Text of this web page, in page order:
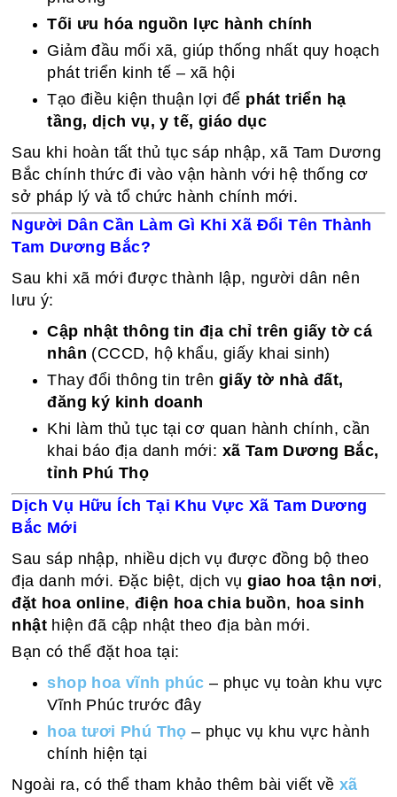
Tối ưu hóa nguồn lực hành chính
Giảm đầu mối xã, giúp thống nhất quy hoạch
phát triển kinh tế – xã hội
Tạo điều kiện thuận lợi để phát triển hạ
tầng, dịch vụ, y tế, giáo dục
Sau khi hoàn tất thủ tục sáp nhập, xã Tam Dương
Bắc chính thức đi vào vận hành với hệ thống cơ
sở pháp lý và tổ chức hành chính mới.
Người Dân Cần Làm Gì Khi Xã Đổi Tên Thành
Tam Dương Bắc?
Sau khi xã mới được thành lập, người dân nên
lưu ý:
Cập nhật thông tin địa chỉ trên giấy tờ cá
nhân (CCCD, hộ khẩu, giấy khai sinh)
Thay đổi thông tin trêngiấy tờ nhà đất,
đăng ký kinh doanh
Khi làm thủ tục tại cơ quan hành chính, cần
khai báo địa danh mới: xã Tam Dương Bắc,
tỉnh Phú Thọ
Dịch Vụ Hữu Ích Tại Khu Vực Xã Tam Dương
Bắc Mới
Sau sáp nhập, nhiều dịch vụ được đồng bộ theo
địa danh mới. Đặc biệt, dịch vụgiao hoa tận nơi,
đặt hoa online, điện hoa chia buồn, hoa sinh
nhật hiện đã cập nhật theo địa bàn mới.
Bạn có thể đặt hoa tại:
shop hoa vĩnh phúc – phục vụ toàn khu vực
Vĩnh Phúc trước đây
hoa tươi Phú Thọ – phục vụ khu vực hành
chính hiện tại
Ngoài ra, có thể tham khảo thêm bài viết vềxã